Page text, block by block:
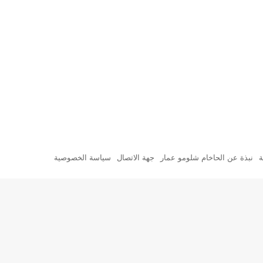
نبذة عن الحاخام شلومو عمار جهة الاتصال سياسة الخصوصية